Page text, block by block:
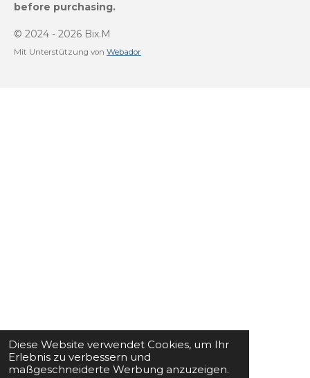
Diese Website verwendet Cookies, um Ihr
Erlebnis zu verbessern und
maßgeschneiderte Werbung anzuzeigen.
r
m
e
p
before purchasing.
© 2024 - 2026 Bix.M
Mit Unterstützung von Webador